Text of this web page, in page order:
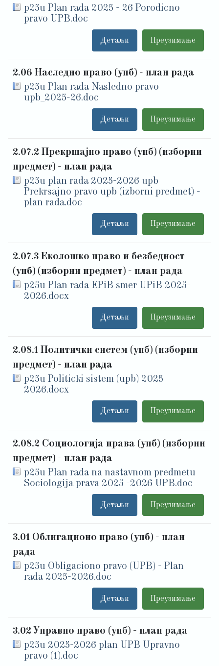
p25u Plan rada 2025 - 26 Porodicno
pravo UPB.doc
Преузимање
Детаљи
2.06 Наследно право (упб) - план рада
p25u Plan rada Nasledno pravo
upb_2025-26.doc
Преузимање
Детаљи
2.07.2 Прекршајно право (упб) (изборни
предмет) - план рада
p25u plan rada 2025-2026 upb
Prekrsajno pravo upb (izborni predmet) -
plan rada.doc
Преузимање
Детаљи
2.07.3 Еколошко право и безбедност
(упб) (изборни предмет) - план рада
p25u Plan rada EPiB smer UPiB 2025-
2026.docx
Преузимање
Детаљи
2.08.1 Политички систем (упб) (изборни
предмет) - план рада
p25u Politicki sistem (upb) 2025
2026.docx
Преузимање
Детаљи
2.08.2 Социологија права (упб) (изборни
предмет) - план рада
p25u Plan rada na nastavnom predmetu
Sociologija prava 2025 -2026 UPB.doc
Преузимање
Детаљи
3.01 Облигационо право (упб) - план
рада
p25u Obligaciono pravo (UPB) - Plan
rada 2025-2026.doc
Преузимање
Детаљи
3.02 Управно право (упб) - план рада
p25u 2025-2026 plan UPB Upravno
pravo (1).doc